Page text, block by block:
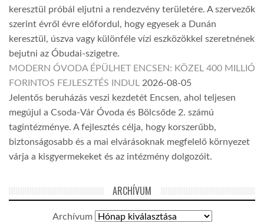
keresztül próbál eljutni a rendezvény területére. A szervezők
szerint évről évre előfordul, hogy egyesek a Dunán
keresztül, úszva vagy különféle vízi eszközökkel szeretnének
bejutni az Óbudai-szigetre.
MODERN ÓVODA ÉPÜLHET ENCSEN: KÖZEL 400 MILLIÓ
FORINTOS FEJLESZTÉS INDUL 2026-08-05
Jelentős beruházás veszi kezdetét Encsen, ahol teljesen
megújul a Csoda-Vár Óvoda és Bölcsőde 2. számú
tagintézménye. A fejlesztés célja, hogy korszerűbb,
biztonságosabb és a mai elvárásoknak megfelelő környezet
várja a kisgyermekeket és az intézmény dolgozóit.
ARCHÍVUM
Archívum